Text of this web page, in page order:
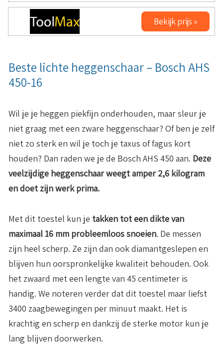
Bekijk prijs »
Beste lichte heggenschaar – Bosch AHS
450-16
Wil je je heggen piekfijn onderhouden, maar sleur je
niet graag met een zware heggenschaar? Of ben je zelf
niet zo sterk en wil je toch je taxus of fagus kort
houden? Dan raden we je de Bosch AHS 450 aan. Deze
veelzijdige heggenschaar weegt amper 2,6 kilogram
en doet zijn werk prima.
Met dit toestel kun je takken tot een dikte van
maximaal 16 mm probleemloos snoeien. De messen
zijn heel scherp. Ze zijn dan ook diamantgeslepen en
blijven hun oorspronkelijke kwaliteit behouden. Ook
het zwaard met een lengte van 45 centimeter is
handig. We noteren verder dat dit toestel maar liefst
3400 zaagbewegingen per minuut maakt. Het is
krachtig en scherp en dankzij de sterke motor kun je
lang blijven doorwerken.